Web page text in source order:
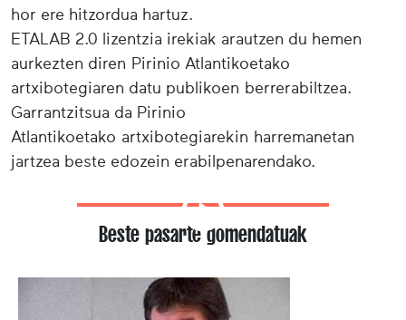
hor ere hitzordua hartuz.
ETALAB 2.0 lizentzia irekiak arautzen du hemen
aurkezten diren Pirinio Atlantikoetako
artxibotegiaren datu publikoen berrerabiltzea.
Garrantzitsua da Pirinio
Atlantikoetako artxibotegiarekin harremanetan
jartzea beste edozein erabilpenarendako.
Beste pasarte gomendatuak